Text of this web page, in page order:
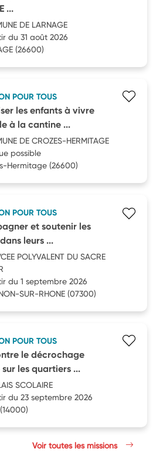
...
DE LARNAGE
du 31 août 2026
(26600)
POUR TOUS
les enfants à vivre
à la cantine ...
DE CROZES-HERMITAGE
possible
Hermitage (26600)
POUR TOUS
et soutenir les
leurs ...
POLYVALENT DU SACRE
du 1 septembre 2026
SUR-RHONE (07300)
POUR TOUS
le décrochage
les quartiers ...
SCOLAIRE
du 23 septembre 2026
(14000)
Voir toutes les missions